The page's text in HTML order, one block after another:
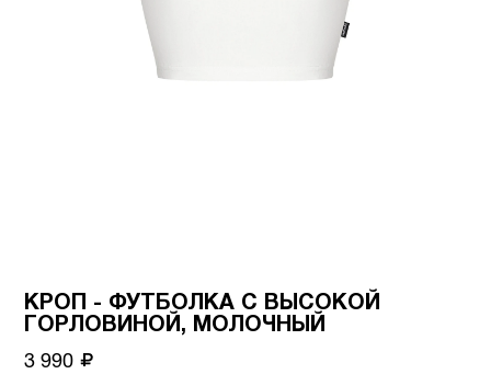
КРОП - ФУТБОЛКА С ВЫСОКОЙ
ГОРЛОВИНОЙ, МОЛОЧНЫЙ
3 990